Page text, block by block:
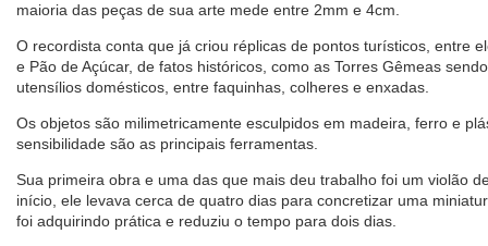
maioria das peças de sua arte mede entre 2mm e 4cm.
O recordista conta que já criou réplicas de pontos turísticos, entre
e Pão de Açúcar, de fatos históricos, como as Torres Gêmeas
utensílios domésticos, entre faquinhas, colheres e enxadas.
Os objetos são milimetricamente esculpidos em madeira, ferro e
sensibilidade são as principais ferramentas.
Sua primeira obra e uma das que mais deu trabalho foi um violão
início, ele levava cerca de quatro dias para concretizar uma
foi adquirindo prática e reduziu o tempo para dois dias.